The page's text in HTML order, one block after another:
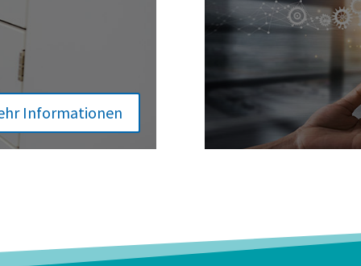
Informationen